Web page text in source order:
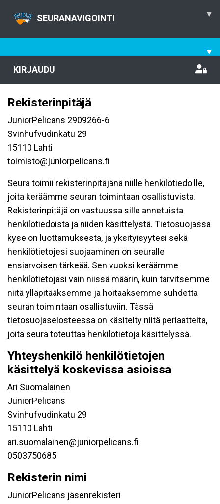
SEURANAVIGOINTI ▾
▾
KIRJAUDU
Rekisterinpitäjä
JuniorPelicans 2909266-6
Svinhufvudinkatu 29
15110 Lahti
toimisto@juniorpelicans.fi
Seura toimii rekisterinpitäjänä niille henkilötiedoille,
joita keräämme seuran toimintaan osallistuvista.
Rekisterinpitäjä on vastuussa sille annetuista
henkilötiedoista ja niiden käsittelystä. Tietosuojassa
kyse on luottamuksesta, ja yksityisyytesi sekä
henkilötietojesi suojaaminen on seuralle
ensiarvoisen tärkeää. Sen vuoksi keräämme
henkilötietojasi vain niissä määrin, kuin tarvitsemme
niitä ylläpitääksemme ja hoitaaksemme suhdetta
seuran toimintaan osallistuviin. Tässä
tietosuojaselosteessa on käsitelty niitä periaatteita,
joita seura toteuttaa henkilötietoja käsittelyssä.
Yhteyshenkilö henkilötietojen
käsittelyä koskevissa asioissa
Ari Suomalainen
JuniorPelicans
Svinhufvudinkatu 29
15110 Lahti
ari.suomalainen@juniorpelicans.fi
0503750685
Rekisterin nimi
JuniorPelicans jäsenrekisteri